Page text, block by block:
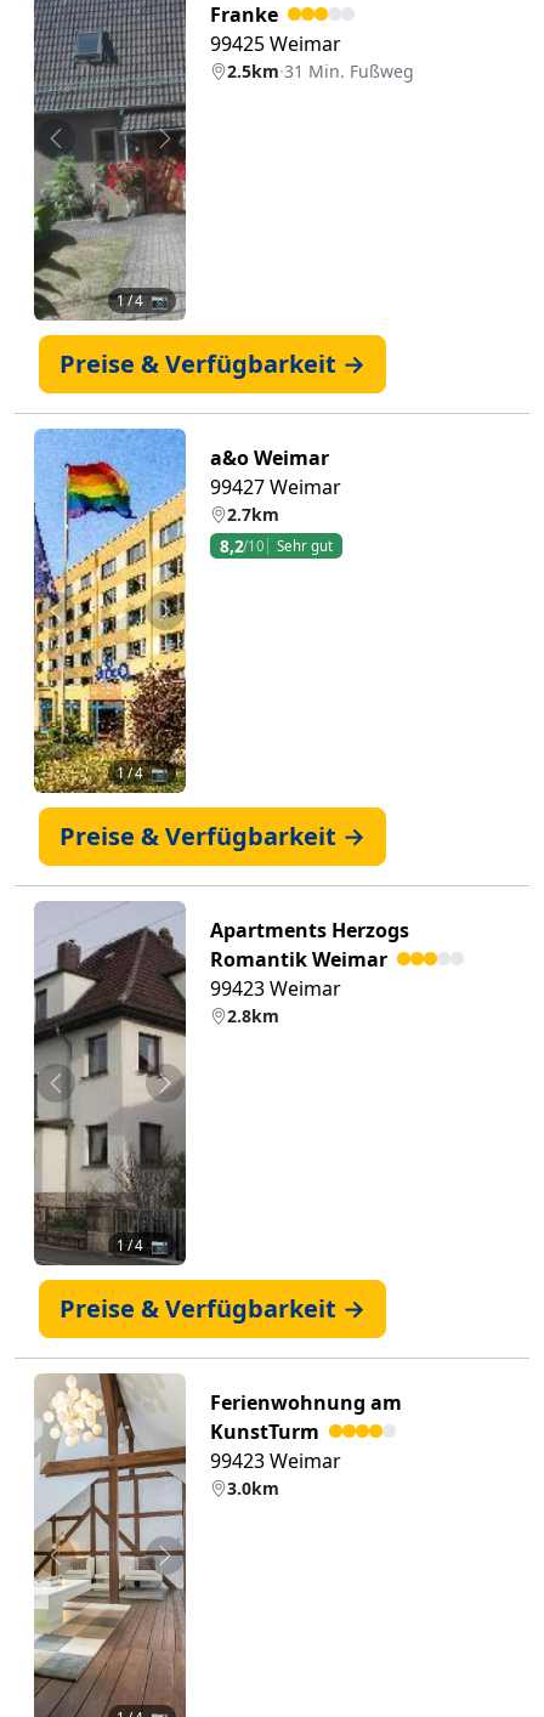
Zurück Weiter
1/ 4 📷
Franke
99425 Weimar
2.5km·31 Min. Fußweg
Preise & Verfügbarkeit →
Zurück Weiter
1/ 4 📷
a&o Weimar
99427 Weimar
2.7km
8,2/10 Sehr gut
Preise & Verfügbarkeit →
Zurück Weiter
1 / 4 📷
Apartments Herzogs
Romantik Weimar
99423 Weimar
2.8km
Preise & Verfügbarkeit →
Zurück Weiter
Ferienwohnung am
KunstTurm
99423 Weimar
3.0km